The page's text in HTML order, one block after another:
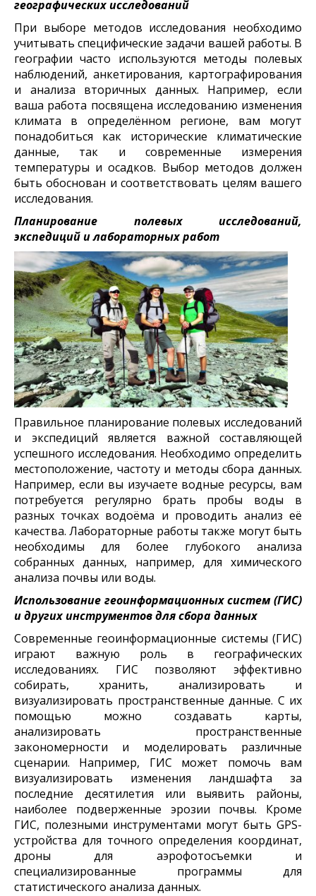
географических исследований
При выборе методов исследования необходимо
учитывать специфические задачи вашей работы. В
географии часто используются методы полевых
наблюдений, анкетирования, картографирования
и анализа вторичных данных. Например, если
ваша работа посвящена исследованию изменения
климата в определённом регионе, вам могут
понадобиться как исторические климатические
данные, так и современные измерения
температуры и осадков. Выбор методов должен
быть обоснован и соответствовать целям вашего
исследования.
Планирование полевых исследований,
экспедиций и лабораторных работ
Правильное планирование полевых исследований
и экспедиций является важной составляющей
успешного исследования. Необходимо определить
местоположение, частоту и методы сбора данных.
Например, если вы изучаете водные ресурсы, вам
потребуется регулярно брать пробы воды в
разных точках водоёма и проводить анализ её
качества. Лабораторные работы также могут быть
необходимы для более глубокого анализа
собранных данных, например, для химического
анализа почвы или воды.
Использование геоинформационных систем (ГИС)
и других инструментов для сбора данных
Современные геоинформационные системы (ГИС)
играют важную роль в географических
исследованиях. ГИС позволяют эффективно
собирать, хранить, анализировать и
визуализировать пространственные данные. С их
помощью можно создавать карты,
анализировать пространственные
закономерности и моделировать различные
сценарии. Например, ГИС может помочь вам
визуализировать изменения ландшафта за
последние десятилетия или выявить районы,
наиболее подверженные эрозии почвы. Кроме
ГИС, полезными инструментами могут быть GPS-
устройства для точного определения координат,
дроны для аэрофотосъемки и
специализированные программы для
статистического анализа данных.